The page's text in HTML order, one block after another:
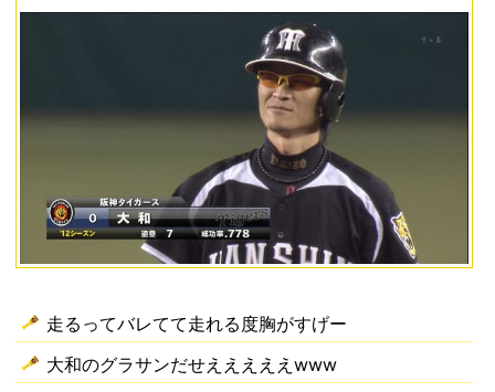
走るってバレてて走れる度胸がすげー
大和のグラサンだせえええええwww